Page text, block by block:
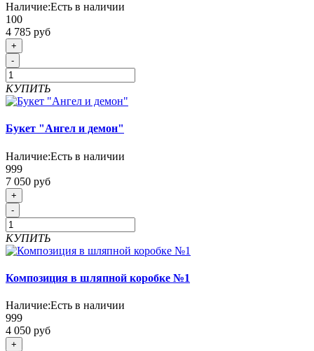
Наличие:Есть в наличии
100
4 785 руб
+
-
КУПИТЬ
Букет "Ангел и демон"
Наличие:Есть в наличии
999
7 050 руб
+
-
КУПИТЬ
Композиция в шляпной коробке №1
Наличие:Есть в наличии
999
4 050 руб
+